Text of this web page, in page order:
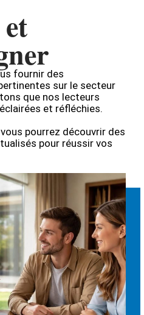
fournir des
sur le secteur
que nos lecteurs
et réfléchies.
pourrez découvrir des
pour réussir vos